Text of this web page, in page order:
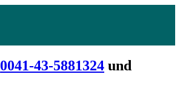
0041-43-5881324 und